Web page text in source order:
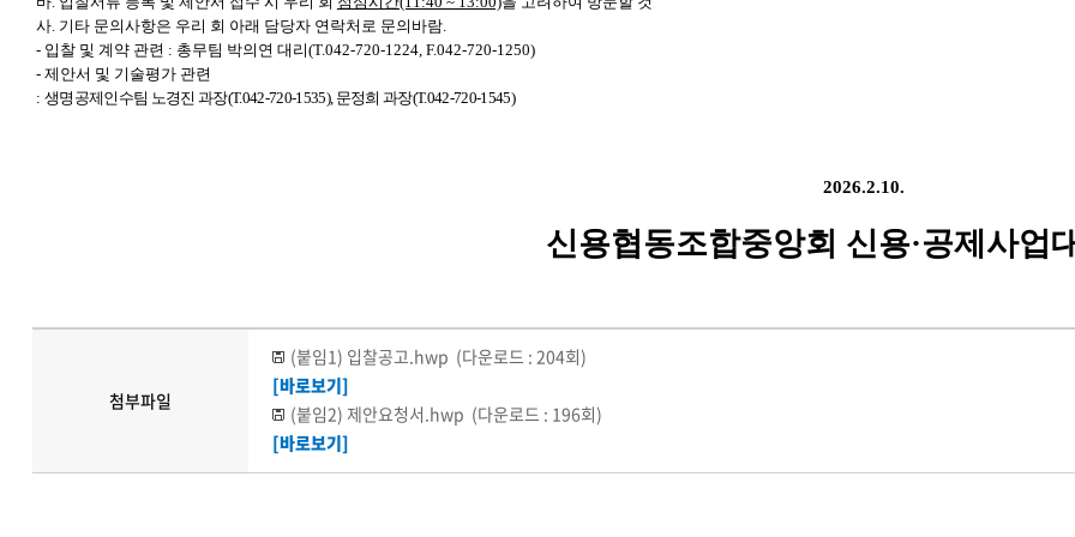
사. 기타 문의사항은 우리 회 아래 담당자 연락처로 문의바람.
- 입찰 및 계약 관련 : 총무팀 박의연 대리(T.042-720-1224, F.042-720-1250)
- 제안서 및 기술평가 관련
: 생명공제인수팀 노경진 과장(T.042-720-1535), 문정희 과장(T.042-720-1545)
2026.2.10.
신용협동조합중앙회 신용·공제사업
첨부파일
(붙임1) 입찰공고.hwp (다운로드 : 204회)
[바로보기]
(붙임2) 제안요청서.hwp (다운로드 : 196회)
[바로보기]